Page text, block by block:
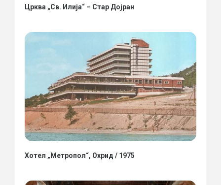
Црква „Св. Илија“ – Стар Дојран
Хотел „Метропол“, Охрид / 1975